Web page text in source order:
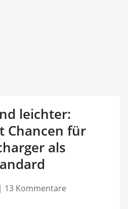
leichter:
Chancen für
als
| 13 Kommentare